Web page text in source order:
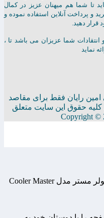
تا شما هم میهنان عزیز در کمال
و پرداخت آنلاین استفاده نموده و
قرار دهید.
شما عزیزان می باشد تا ،
نماید
امین رایان فقط برای مقاصد
کلیه حقوق این سایت متعلق